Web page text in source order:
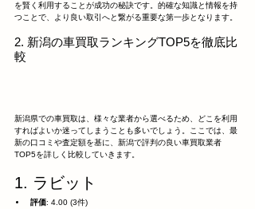
を賢く利用することが成功の秘訣です。的確な知識と情報を持
つことで、より良い取引へと繋がる重要な第一歩となります。
2. 新潟の車買取ランキングTOP5を徹底比
較
新潟県での車買取は、様々な業者から選べるため、どこを利用
すればよいか迷ってしまうことも多いでしょう。ここでは、最
新の口コミや査定額を基に、新潟で評判の良い車買取業者
TOP5を詳しく比較していきます。
1. ラビット
評価: 4.00 (3件)